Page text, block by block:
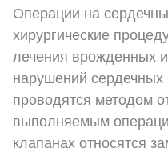
Операции на
хирургические
лечения врожденных
нарушений
проводятся методом
выполняемым
клапанах относятся